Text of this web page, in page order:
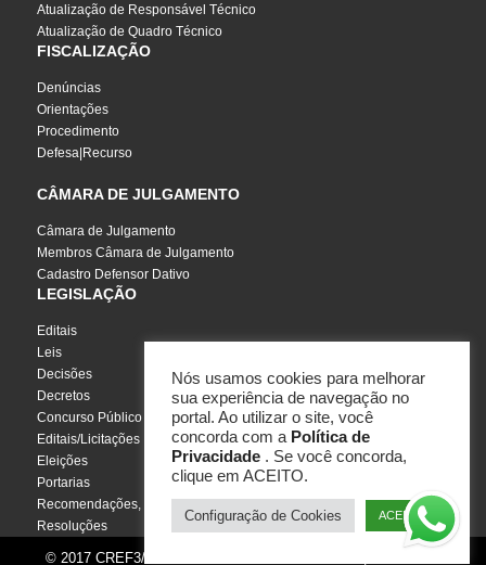
Atualização de Responsável Técnico
Atualização de Quadro Técnico
FISCALIZAÇÃO
Denúncias
Orientações
Procedimento
Defesa|Recurso
CÂMARA DE JULGAMENTO
Câmara de Julgamento
Membros Câmara de Julgamento
Cadastro Defensor Dativo
LEGISLAÇÃO
Editais
Leis
Decisões
Decretos
Concurso Público
Editais/Licitações
Eleições
Portarias
Recomendações, Pareceres e Notas
Resoluções
© 2017 CREF3/SC - Todos os direitos reservados | Por
Nós usamos cookies para melhorar
sua experiência de navegação no
portal. Ao utilizar o site, você
concorda com a Política de
Privacidade . Se você concorda,
clique em ACEITO.
Configuração de Cookies ACEITO